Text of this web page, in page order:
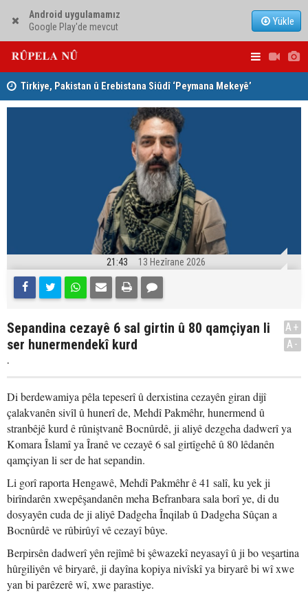
Android uygulamamız
Google Play'de mevcut
Yükle
Tirkiye, Pakistan û Erebistana Siûdî ‘Peymana Mekeyê’
îmze kir girîng e û
21:43 13 Hezîrane 2026
Sepandina cezayê 6 sal girtin û 80 qamçiyan li
ser hunermendekî kurd
.
A+
A-
Di berdewamiya pêla tepeserî û derxistina cezayên giran dijî
çalakvanên sivîl û hunerî de, Mehdî Pakmêhr, hunermend û
stranbêjê kurd ê rûniştvanê Bocnûrdê, ji aliyê dezgeha dadwerî ya
Komara Îslamî ya Îranê ve cezayê 6 sal girtîgehê û 80 lêdanên
qamçiyan li ser de hat sepandin.
Li gorî raporta Hengawê, Mehdî Pakmêhr ê 41 salî, ku yek ji
birîndarên xwepêşandanên meha Befranbara sala borî ye, di du
dosyayên cuda de ji aliyê Dadgeha Înqilab û Dadgeha Sûçan a
Bocnûrdê ve rûbirûyî vê cezayî bûye.
Berpirsên dadwerî yên rejîmê bi şêwazekî neyasayî û ji bo veşartina
hûrgiliyên vê biryarê, ji dayîna kopiya nivîskî ya biryarê bi wî xwe
yan bi parêzerê wî, xwe parastiye.